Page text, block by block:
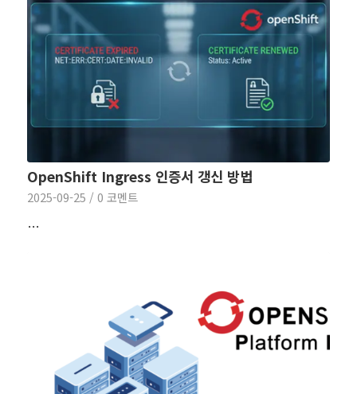
OpenShift Ingress 인증서 갱신 방법
2025-09-25 / 0 코멘트
…